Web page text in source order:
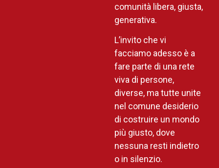
comunità libera, giusta,
generativa.
L’invito che vi
facciamo adesso è a
fare parte di una rete
viva di persone,
diverse, ma tutte unite
nel comune desiderio
di costruire un mondo
più giusto, dove
nessuna resti indietro
o in silenzio.